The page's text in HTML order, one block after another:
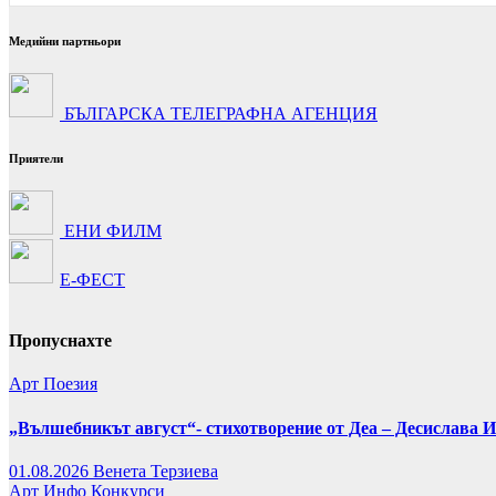
Медийни партньори
БЪЛГАРСКА ТЕЛЕГРАФНА АГЕНЦИЯ
Приятели
ЕНИ ФИЛМ
Е-ФЕСТ
Пропуснахте
Арт Поезия
„Вълшебникът август“- стихотворение от Деа – Десислава
01.08.2026 Венета Терзиева
Арт Инфо Конкурси